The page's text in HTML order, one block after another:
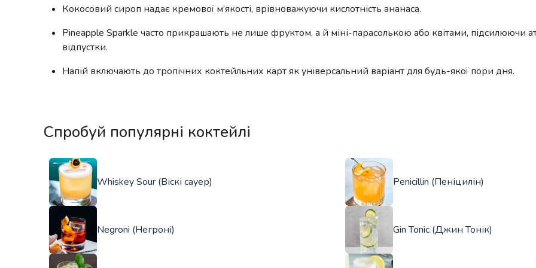
Кокосовий сироп надає кремової м’якості, врівноважуючи кислотність ананаса.
Pineapple Sparkle часто прикрашають не лише фруктом, а й міні-парасолькою або квітами, підсилюючи
відпустки.
Напій включають до тропічних коктейльних карт як універсальний варіант для будь-якої пори дня.
Спробуй популярні коктейлі
Whiskey Sour (Віскі сауер) Penicillin (Пеніцилін)
Negroni (Негроні) Gin Tonic (Джин Тонік)